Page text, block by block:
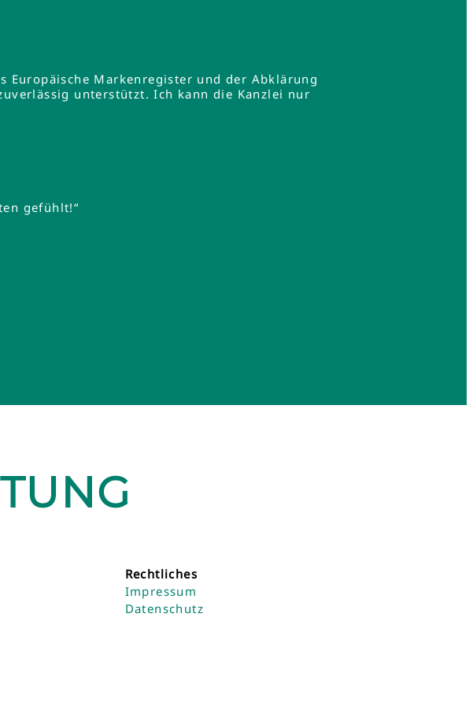
Europäische Markenregister und der Abklärung
unterstützt. Ich kann die Kanzlei nur
gefühlt!“
Rechtliches
Impressum
Datenschutz